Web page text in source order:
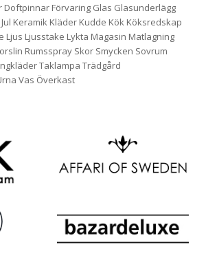
Doftpinnar Förvaring Glas Glasunderlägg
Jul Keramik Kläder Kudde Kök Köksredskap
Ljus Ljusstake Lykta Magasin Matlagning
Rumsspray Skor Smycken Sovrum
Taklampa Trädgård
Vas Överkast